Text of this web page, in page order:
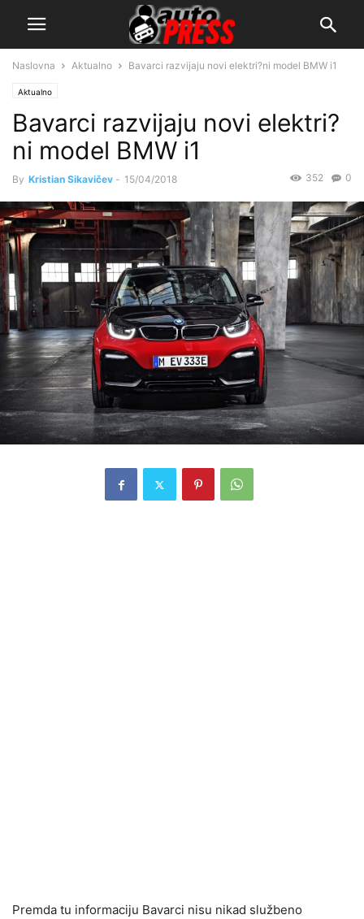
Naslovna Aktualno Bavarci razvijaju novi elektri?ni model BMW i1
Aktualno
Bavarci razvijaju novi elektri?
ni model BMW i1
By Kristian Sikavičev - 15/04/2018 0
352
Premda tu informaciju Bavarci nisu nikad službeno